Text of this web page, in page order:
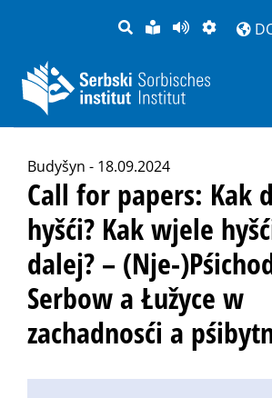
PYTANJE
LAŽKA
RĚC
BOK
PŚEDCYTAŚ
Budyšyn - 18.09.2024
Call for papers: Kak
hyšći? Kak wjele
dalej? – (Nje-
Serbow a Łužyce w
zachadnosći a